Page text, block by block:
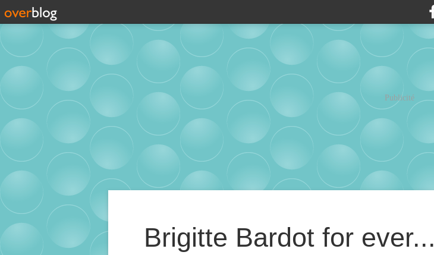
Publicité
Brigitte Bardot for ever...